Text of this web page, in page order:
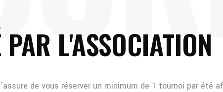
PAR L'ASSOCIATION
de vous réserver un minimum de 1 tournoi par